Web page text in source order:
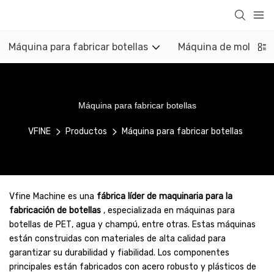
Máquina para fabricar botellas Máquina de moldeo
Máquina para fabricar botellas
VFINE Productos Máquina para fabricar botellas
Vfine Machine es una fábrica líder de maquinaria para la
fabricación de botellas , especializada en máquinas para
botellas de PET, agua y champú, entre otras. Estas máquinas
están construidas con materiales de alta calidad para
garantizar su durabilidad y fiabilidad. Los componentes
principales están fabricados con acero robusto y plásticos de